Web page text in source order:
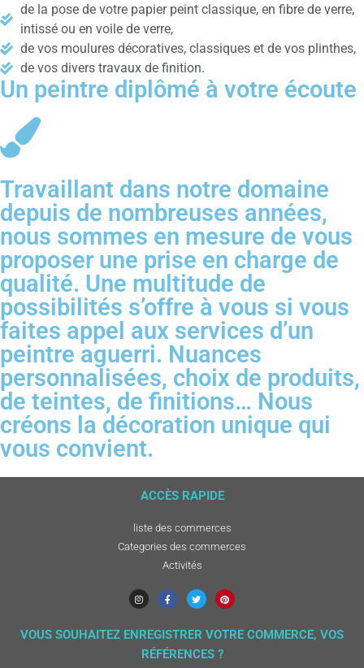
de la pose de votre papier peint classique, en fibre de verre,
intissé ou en voile de verre,
de vos moulures décoratives, classiques et de vos plinthes,
de vos divers travaux de finition.
Un peintre diplômé à votre écoute
Travaillant dans notre domaine
depuis de nombreuses années,
nous sommes en mesure de vous
proposer une prise en charge de
qualité. Une multitude de
possibilités s’offre à vous si vous
faites appel aux services d’un
peintre aguerri. Nuances
personnalisées, choix de produits,
de teintes, de finitions… Nous
créons la décoration unique qui
vous convient.
ACCÈS RAPIDE
liste des commerces
Categories des commerces
Activités
VOUS SOUHAITEZ ENREGISTRER VOTRE COMMERCE, VOS
RÉFÉRENCES ?